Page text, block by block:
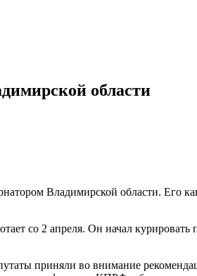
области
Владимирской области. Его
со 2 апреля. Он начал
приняли во внимание